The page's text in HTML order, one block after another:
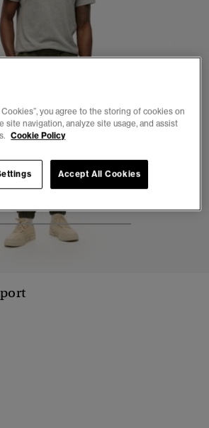
2 3
de
you agree to the storing of cookies on
site navigation, analyze site usage, and assist
Cookie Policy
Accept All Cookies